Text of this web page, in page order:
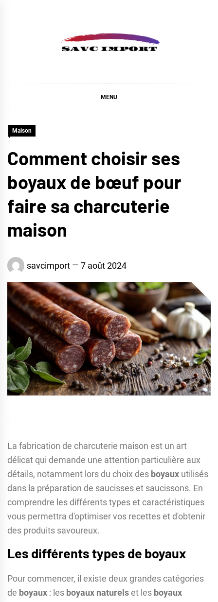
MENU
Maison
Comment choisir ses
boyaux de bœuf pour
faire sa charcuterie
maison
savcimport 7 août 2024
La fabrication de charcuterie maison est un art
délicat qui demande une attention particulière aux
détails, notamment lors du choix des boyaux utilisés
dans la préparation de saucisses et saucissons. En
comprendre les différents types et caractéristiques
vous permettra d'optimiser vos recettes et d'obtenir
des produits savoureux.
Les différents types de boyaux
Pour commencer, il existe deux grandes catégories
de boyaux : les boyaux naturels et les boyaux